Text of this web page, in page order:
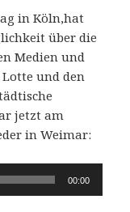
in Köln,hat
über die
Medien und
und den
jetzt am
in Weimar:
00:00